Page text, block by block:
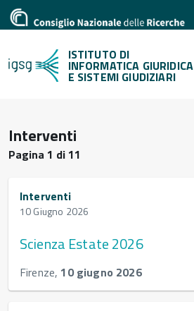
ISTITUTO DI
INFORMATICA GIURIDICA
E SISTEMI GIUDIZIARI
Interventi
Pagina 1 di 11
Interventi
10 Giugno 2026
Scienza Estate 2026
Firenze, 10 giugno 2026